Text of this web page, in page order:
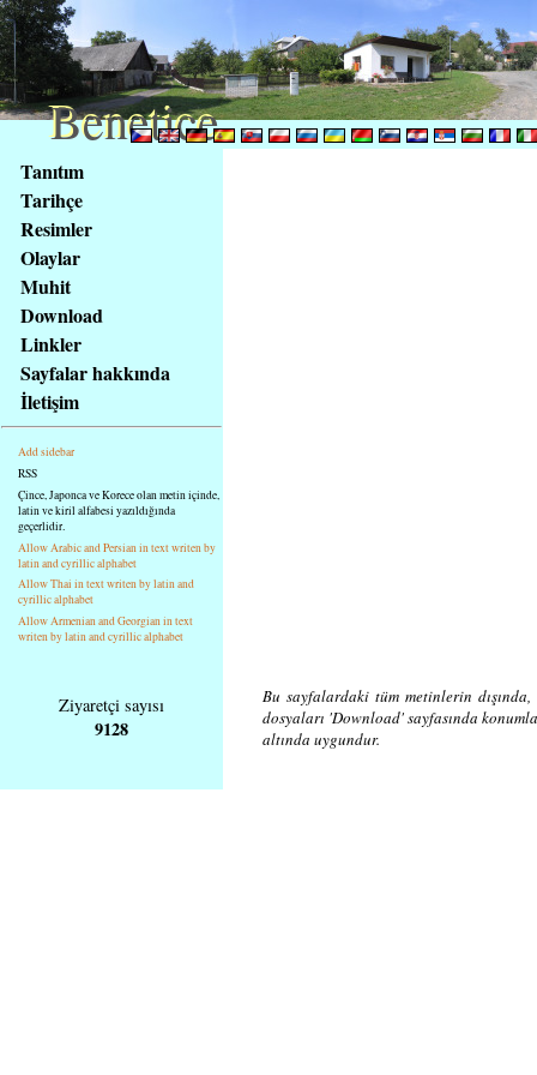
obsah
stránky
Klávesové
zkratky
tomto
webu
základní
Hlavní
strana
Tanıtım
Tarihçe
Resimler
Olaylar
Muhit
Download
Linkler
Sayfalar hakkında
İletişim
Add sidebar
RSS
Çince, Japonca ve Korece olan metin içinde,
latin ve kiril alfabesi yazıldığında
geçerlidir.
Allow Arabic and Persian in text writen by
latin and cyrillic alphabet
Allow Thai in text writen by latin and
cyrillic alphabet
Allow Armenian and Georgian in text
writen by latin and cyrillic alphabet
Ziyaretçi sayısı
9128
Bu sayfalardaki tüm metinlerin
dosyaları 'Download' sayfasında
altında uygundur.
Benetice
Benetice